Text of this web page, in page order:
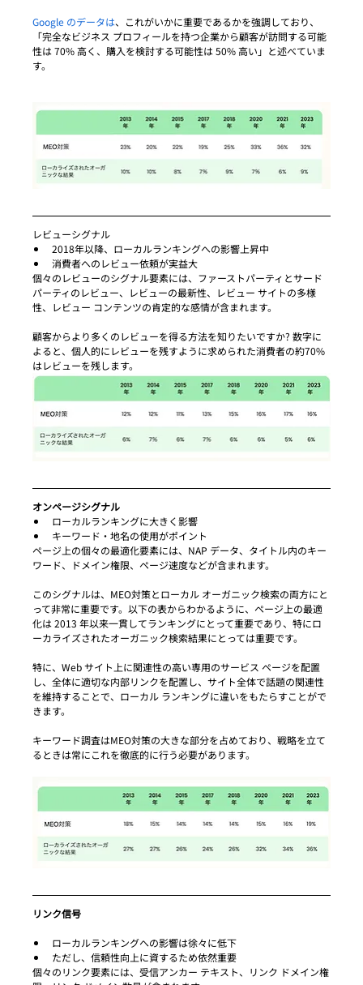
Google のデータは、これがいかに重要であるかを強調しており、
「完全なビジネス プロフィールを持つ企業から顧客が訪問する可能
性は 70% 高く、購入を検討する可能性は 50% 高い」と述べていま
す。
レビューシグナル
2018年以降、ローカルランキングへの影響上昇中
消費者へのレビュー依頼が実益大
個々のレビューのシグナル要素には、ファーストパーティとサード
パーティのレビュー、レビューの最新性、レビュー サイトの多様
性、レビュー コンテンツの肯定的な感情が含まれます。
顧客からより多くのレビューを得る方法を知りたいですか? 数字に
よると、個人的にレビューを残すように求められた消費者の約70%
はレビューを残します。
オンページシグナル
ローカルランキングに大きく影響
キーワード・地名の使用がポイント
ページ上の個々の最適化要素には、NAP データ、タイトル内のキー
ワード、ドメイン権限、ページ速度などが含まれます。
このシグナルは、MEO対策とローカル オーガニック検索の両方にと
って非常に重要です。以下の表からわかるように、ページ上の最適
化は 2013 年以来一貫してランキングにとって重要であり、特にロ
ーカライズされたオーガニック検索結果にとっては重要です。
特に、Web サイト上に関連性の高い専用のサービス ページを配置
し、全体に適切な内部リンクを配置し、サイト全体で話題の関連性
を維持することで、ローカル ランキングに違いをもたらすことがで
きます。
キーワード調査はMEO対策の大きな部分を占めており、戦略を立て
るときは常にこれを徹底的に行う必要があります。
リンク信号
ローカルランキングへの影響は徐々に低下
ただし、信頼性向上に資するため依然重要
個々のリンク要素には、受信アンカー テキスト、リンク ドメイン権